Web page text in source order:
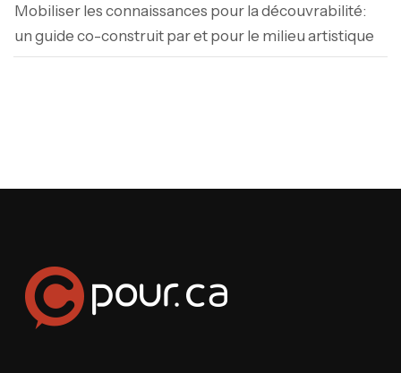
Mobiliser les connaissances pour la découvrabilité:
un guide co-construit par et pour le milieu artistique